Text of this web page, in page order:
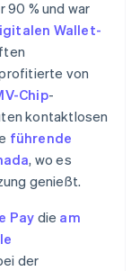
90 % und war
Wallet-
von
Chip-
kontaktlosen
führende
, wo es
genießt.
Pay die am
der